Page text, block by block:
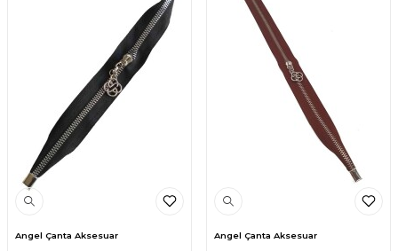
Angel Çanta Aksesuar Angel Çanta Aksesuar